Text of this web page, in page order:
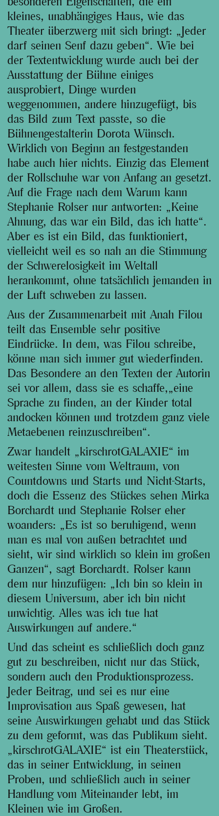
kleines, unabhängiges Haus, wie das
Theater überzwerg mit sich bringt: „Jeder
darf seinen Senf dazu geben“. Wie bei
der Textentwicklung wurde auch bei der
Ausstattung der Bühne einiges
ausprobiert, Dinge wurden
weggenommen, andere hinzugefügt, bis
das Bild zum Text passte, so die
Bühnengestalterin Dorota Wünsch.
Wirklich von Beginn an festgestanden
habe auch hier nichts. Einzig das Element
der Rollschuhe war von Anfang an gesetzt.
Auf die Frage nach dem Warum kann
Stephanie Rolser nur antworten: „Keine
Ahnung, das war ein Bild, das ich hatte“.
Aber es ist ein Bild, das funktioniert,
vielleicht weil es so nah an die Stimmung
der Schwerelosigkeit im Weltall
herankommt, ohne tatsächlich jemanden in
der Luft schweben zu lassen.
Aus der Zusammenarbeit mit Anah Filou
teilt das Ensemble sehr positive
Eindrücke. In dem, was Filou schreibe,
könne man sich immer gut wiederfinden.
Das Besondere an den Texten der Autorin
sei vor allem, dass sie es schaffe,„eine
Sprache zu finden, an der Kinder total
andocken können und trotzdem ganz viele
Metaebenen reinzuschreiben“.
Zwar handelt „kirschrotGALAXIE“ im
weitesten Sinne vom Weltraum, von
Countdowns und Starts und Nicht-Starts,
doch die Essenz des Stückes sehen Mirka
Borchardt und Stephanie Rolser eher
woanders: „Es ist so beruhigend, wenn
man es mal von außen betrachtet und
sieht, wir sind wirklich so klein im großen
Ganzen“, sagt Borchardt. Rolser kann
dem nur hinzufügen: „Ich bin so klein in
diesem Universum, aber ich bin nicht
unwichtig. Alles was ich tue hat
Auswirkungen auf andere.“
Und das scheint es schließlich doch ganz
gut zu beschreiben, nicht nur das Stück,
sondern auch den Produktionsprozess.
Jeder Beitrag, und sei es nur eine
Improvisation aus Spaß gewesen, hat
seine Auswirkungen gehabt und das Stück
zu dem geformt, was das Publikum sieht.
„kirschrotGALAXIE“ ist ein Theaterstück,
das in seiner Entwicklung, in seinen
Proben, und schließlich auch in seiner
Handlung vom Miteinander lebt, im
Kleinen wie im Großen.